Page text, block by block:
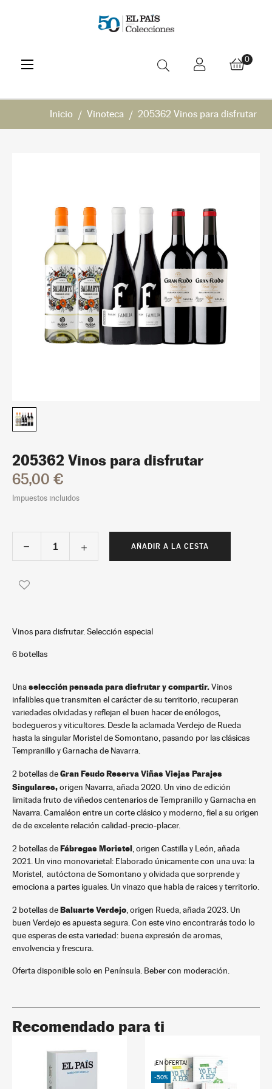
Navegación
de
☰ 0
Inicio Vinoteca 205362 Vinos para disfrutar
205362 Vinos para disfrutar
65,00 €
Impuestos incluidos
AÑADIR A LA CESTA
Vinos para disfrutar. Selección especial
6 botellas
Unaselección pensada para disfrutar y compartir.Vinos
infalibles que transmiten el carácter de su territorio, recuperan
variedades olvidadas y reflejan el buen hacer de enólogos,
bodegueros y viticultores. Desde la aclamada Verdejo de Rueda
hasta la singular Moristel de Somontano, pasando por las clásicas
Tempranillo y Garnacha de Navarra.
2 botellas deGran Feudo Reserva Viñas Viejas Parajes
Singulares,origen Navarra, añada 2020. Un vino de edición
limitada fruto de viñedos centenarios de Tempranillo y Garnacha en
Navarra. Camaléon entre un corte clásico y moderno, fiel a su origen
de de excelente relación calidad-precio-placer.
2 botellas deFábregas Moristel , origen Castilla y León, añada
2021. Un vino monovarietal: Elaborado únicamente con una uva: la
Moristel, autóctona de Somontano y olvidada que sorprende y
emociona a partes iguales. Un vinazo que habla de raices y territorio.
2 botellas deBaluarte Verdejo , origen Rueda, añada 2023. Un
buen Verdejo es apuesta segura. Con este vino encontrarás todo lo
que esperas de esta variedad: buena expresión de aromas,
envolvencia y frescura.
Oferta disponible solo en Península. Beber con moderación.
Recomendado para ti